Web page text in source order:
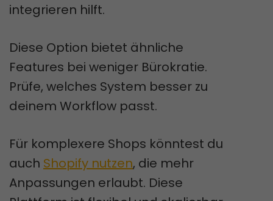
integrieren hilft.
Diese Option bietet ähnliche
Features bei weniger Bürokratie.
Prüfe, welches System besser zu
deinem Workflow passt.
Für komplexere Shops könntest du
auch Shopify nutzen, die mehr
Anpassungen erlaubt. Diese